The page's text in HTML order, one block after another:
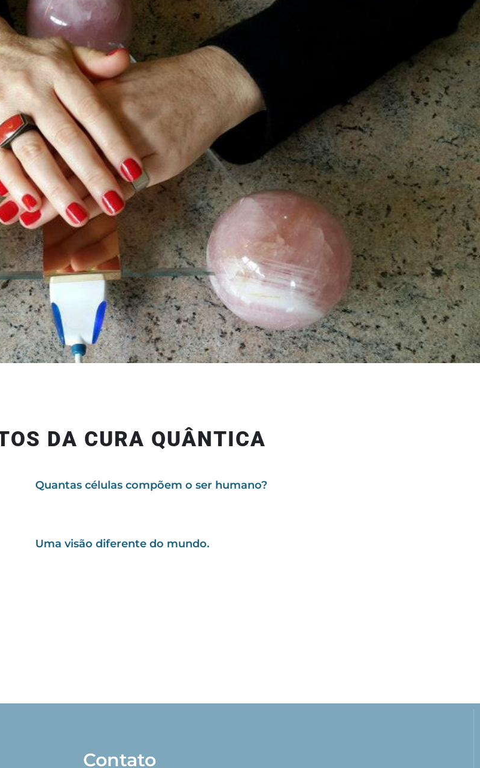
DA CURA QUÂNTICA
Quantas células compõem o ser humano?
Uma visão diferente do mundo.
Contato